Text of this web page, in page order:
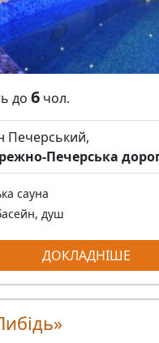
до 6 чол.
Печерський,
Печерська
сауна
душ
ДОКЛАДНІШЕ